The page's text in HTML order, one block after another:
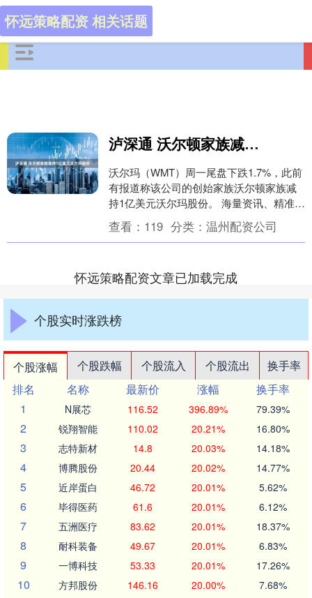
怀远策略配资 相关话题
泸深通 沃尔顿家族减持1亿美元沃尔玛股份
沃尔玛（WMT）周一尾盘下跌1.7%，此前
有报道称该公司的创始家族沃尔顿家族减
持1亿美元沃尔玛股份。 海量资讯、精准解
读，尽在新浪财经APP 责任编辑：张俊
S....
查看： 119 分类： 温州配资公司
怀远策略配资文章已加载完成
个股实时涨跌榜
个股涨幅 个股跌幅 个股流入 个股流出
换手率
排名
名称 最新价 涨幅
换手率
1
N展芯 116.52 396.89% 79.39%
2 锐翔智能 110.02 20.21% 16.80%
3 志特新材 14.8 20.03% 14.18%
4 博腾股份 20.44 20.02% 14.77%
5 近岸蛋白 46.72 20.01% 5.62%
6 毕得医药 61.6 20.01% 6.12%
7 五洲医疗 83.62 20.01% 18.37%
8 耐科装备 49.67 20.01% 6.83%
9 一博科技 53.33 20.01% 17.26%
10 方邦股份 146.16 20.00% 7.68%